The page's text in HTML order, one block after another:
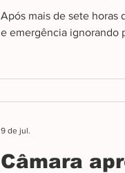
Após mais de sete horas
e emergência ignorando
Câmara
9 de jul.